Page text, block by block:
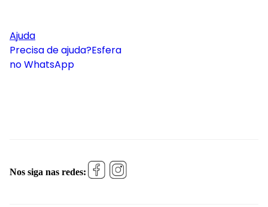
Ajuda
Precisa de ajuda?Esfera
no WhatsApp
Nos siga nas redes: